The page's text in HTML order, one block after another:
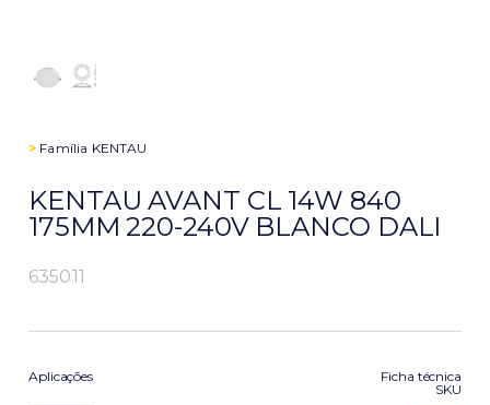
> Família KENTAU
KENTAU AVANT CL 14W 840
175MM 220-240V BLANCO DALI
635011
Aplicações
Ficha técnica
SKU